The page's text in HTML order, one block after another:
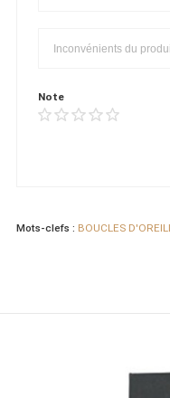
Note
Mots-clefs : BOUCLES